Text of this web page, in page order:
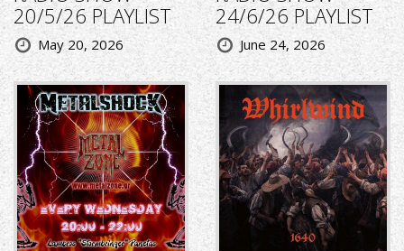
20/5/26 PLAYLIST
May 20, 2026
24/6/26 PLAYLIST
June 24, 2026